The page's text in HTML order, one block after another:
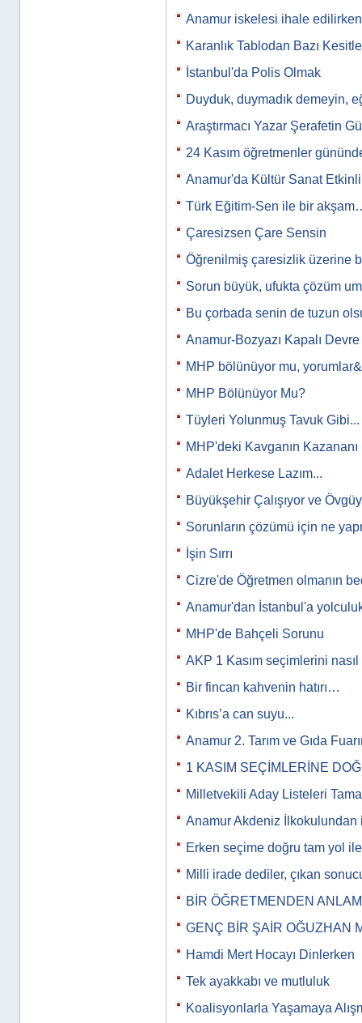
Anamur iskelesi ihale
Karanlık Tablodan Bazı
İstanbul'da Polis Olmak
Duyduk, duymadık demeyin,
Araştırmacı Yazar Şerafetin
24 Kasım öğretmenler
Anamur'da Kültür Sanat
Türk Eğitim-Sen ile bir
Çaresizsen Çare Sensin
Öğrenilmiş çaresizlik üzerine
Sorun büyük, ufukta çözüm
Bu çorbada senin de tuzun
Anamur-Bozyazı Kapalı
MHP bölünüyor mu,
MHP Bölünüyor Mu?
Tüyleri Yolunmuş Tavuk Gibi...
MHP'deki Kavganın
Adalet Herkese Lazım...
Büyükşehir Çalışıyor ve
Sorunların çözümü için ne
İşin Sırrı
Cizre'de Öğretmen olmanın
Anamur'dan İstanbul'a
MHP'de Bahçeli Sorunu
AKP 1 Kasım seçimlerini nasıl
Bir fincan kahvenin hatırı…
Kıbrıs’a can suyu...
Anamur 2. Tarım ve Gıda
1 KASIM SEÇİMLERİNE
Milletvekili Aday Listeleri
Anamur Akdeniz İlkokulundan
Erken seçime doğru tam yol
Milli irade dediler, çıkan
BİR ÖĞRETMENDEN
GENÇ BİR ŞAİR OĞUZHAN
Hamdi Mert Hocayı Dinlerken
Tek ayakkabı ve mutluluk
Koalisyonlarla Yaşamaya